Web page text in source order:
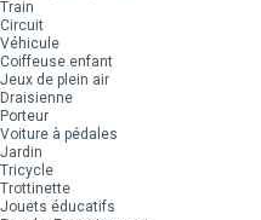
Train
Circuit
Véhicule
Coiffeuse enfant
Jeux de plein air
Draisienne
Porteur
Voiture à pédales
Jardin
Tricycle
Trottinette
Jouets éducatifs